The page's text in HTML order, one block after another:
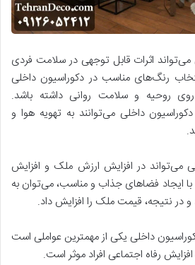
اثرات قابل توجهی در سلامت فردی
رنگ‌های مناسب در دکوراسیون داخلی
روی روحیه و سلامت روانی داشته باشد.
داخلی می‌توانند به تهویه هوا و
می‌تواند در افزایش ارزش ملک و افزایش
ایجاد فضاهای جذاب و مناسب، می‌توان به
در نتیجه، قیمت ملک را افزایش داد.
داخلی یکی از مهمترین عواملی است
رفاه اجتماعی افراد موثر است.